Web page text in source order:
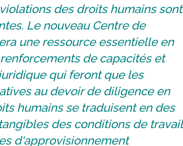
des droits humains sont
Le nouveau Centre de
une ressource essentielle en
de capacités et
qui feront que les
au devoir de diligence en
humains se traduisent en des
des conditions de travail
d'approvisionnement